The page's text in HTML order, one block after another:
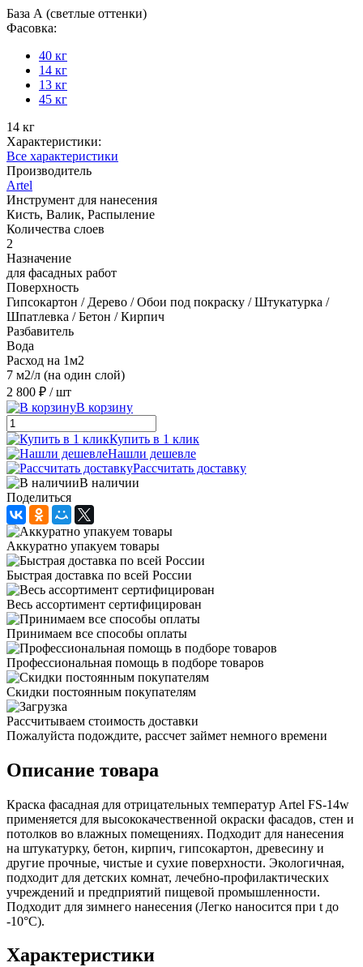
База А (светлые оттенки)
Фасовка:
40 кг
14 кг
13 кг
45 кг
14 кг
Характеристики:
Все характеристики
Производитель
Artel
Инструмент для нанесения
Кисть, Валик, Распыление
Количества слоев
2
Назначение
для фасадных работ
Поверхность
Гипсокартон / Дерево / Обои под покраску / Штукатурка /
Шпатлевка / Бетон / Кирпич
Разбавитель
Вода
Расход на 1м2
7 м2/л (на один слой)
2 800 ₽ / шт
В корзину
Купить в 1 клик
Нашли дешевле
Рассчитать доставку
В наличии
Поделиться
Аккуратно упакуем товары
Быстрая доставка по всей России
Весь ассортимент сертифицирован
Принимаем все способы оплаты
Профессиональная помощь в подборе товаров
Скидки постоянным покупателям
Рассчитываем стоимость доставки
Пожалуйста подождите, рассчет займет немного времени
Описание товара
Краска фасадная для отрицательных температур Artel FS-14w
применяется для высококачественной окраски фасадов, стен и
потолков во влажных помещениях. Подходит для нанесения
на штукатурку, бетон, кирпич, гипсокартон, древесину и
другие прочные, чистые и сухие поверхности. Экологичная,
подходит для детских комнат, лечебно-профилактических
учреждений и предприятий пищевой промышленности.
Подходит для зимнего нанесения (Легко наносится при t до
-10°C).
Характеристики